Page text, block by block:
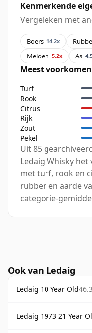
Kenmerkende
Vergeleken met
Boers 14.2x
Meloen 5.2x As
Meest
Turf
Rook
Citrus
Rijk
Zout
Pekel
Uit 85
Ledaig Whisky
met turf, rook en
rubber en aarde
categorie-
Ook van Ledaig
Ledaig 10 Year Old
Ledaig 1973 21 Year